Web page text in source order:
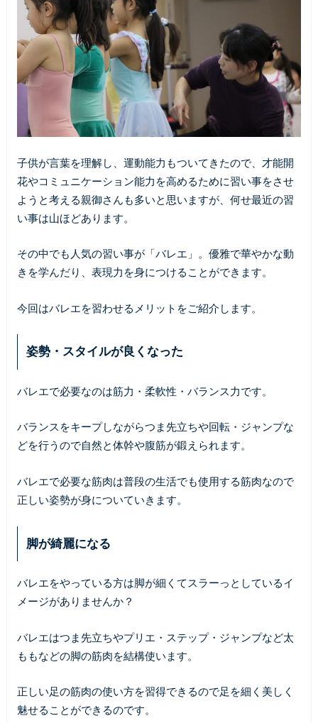
子供が言葉を理解し、運動能力もついてきたので、才能開
花やコミュニケーション能力を高めるために習い事をさせ
ようと考える親御さんも多いと思いますが、何せ最近の習
い事は山ほどあります。
その中でも人気の習い事が「バレエ」。優雅で華やかな動
きを学んだり、表現力を身につけることができます。
今回はバレエを習わせるメリットをご紹介します。
姿勢・スタイルが良くなった
バレエで必要なのは筋力・柔軟性・バランス力です。
バランスをキープしながらつま先立ちや回転・ジャンプな
どを行うので自然と体幹や腹筋が鍛えられます。
バレエで必要な筋肉は普段の生活でも使用する筋肉なので
正しい姿勢が身についていきます。
脚が綺麗になる
バレエをやっている方は脚が細くてスラーっとしているイ
メージがありませんか？
バレエはつま先立ちやプリエ・ステップ・ジャンプなど太
ももなどの脚の筋肉を結構使います。
正しい足の筋肉の使い方を習得できるので足を細く美しく
魅せることができるのです。